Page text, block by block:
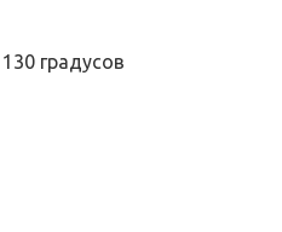
градусов